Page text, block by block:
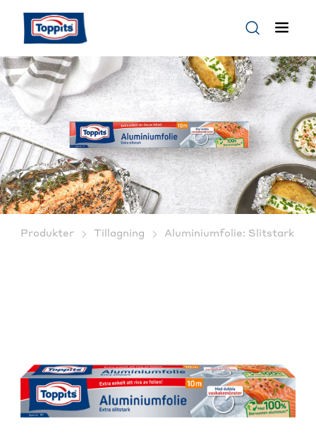
Produkter Tillagning Aluminiumfolie: Slitstark